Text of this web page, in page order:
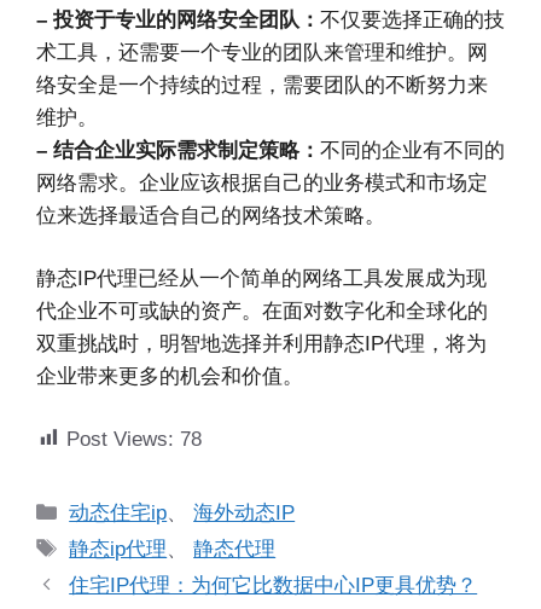
– 投资于专业的网络安全团队： 不仅要选择正确的技
术工具，还需要一个专业的团队来管理和维护。网
络安全是一个持续的过程，需要团队的不断努力来
维护。
– 结合企业实际需求制定策略： 不同的企业有不同的
网络需求。企业应该根据自己的业务模式和市场定
位来选择最适合自己的网络技术策略。
静态IP代理已经从一个简单的网络工具发展成为现
代企业不可或缺的资产。在面对数字化和全球化的
双重挑战时，明智地选择并利用静态IP代理，将为
企业带来更多的机会和价值。
Post Views: 78
分
类
动态住宅ip、海外动态IP
标
签
静态ip代理、静态代理
住宅IP代理：为何它比数据中心IP更具优势？